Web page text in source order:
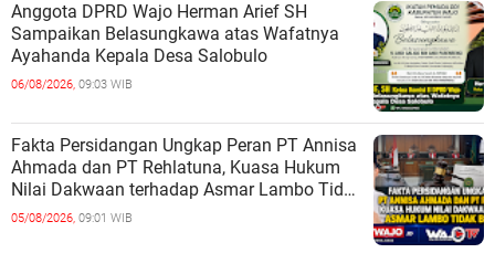
Anggota DPRD Wajo Herman Arief SH
Sampaikan Belasungkawa atas Wafatnya
Ayahanda Kepala Desa Salobulo
06/08/2026, 09:03 WIB
Fakta Persidangan Ungkap Peran PT Annisa
Ahmada dan PT Rehlatuna, Kuasa Hukum
Nilai Dakwaan terhadap Asmar Lambo Tidak
Berdasar
05/08/2026, 09:01 WIB